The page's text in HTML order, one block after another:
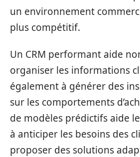
un environnement
plus compétitif.
Un CRM performant aide
organiser les informations
également à générer des
sur les comportements
de modèles prédictifs aide
à anticiper les besoins des
proposer des solutions